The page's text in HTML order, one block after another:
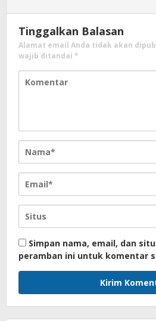
Tinggalkan Balasan
Alamat email Anda tidak akan
wajib ditandai *
Simpan nama, email, dan
peramban ini untuk komentar